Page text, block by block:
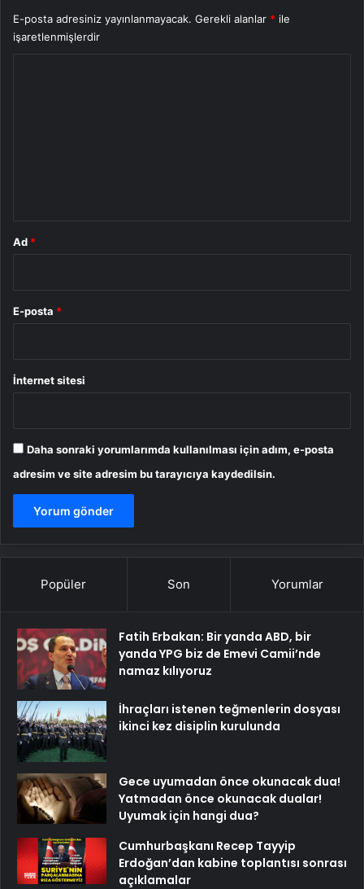
E-posta adresiniz yayınlanmayacak. Gerekli alanlar * ile
işaretlenmişlerdir
Ad *
E-posta *
İnternet sitesi
Daha sonraki yorumlarımda kullanılması için adım, e-posta
adresim ve site adresim bu tarayıcıya kaydedilsin.
Popüler Son Yorumlar
Fatih Erbakan: Bir yanda ABD, bir
yanda YPG biz de Emevi Camii’nde
namaz kılıyoruz
İhraçları istenen teğmenlerin dosyası
ikinci kez disiplin kurulunda
Gece uyumadan önce okunacak dua!
Yatmadan önce okunacak dualar!
Uyumak için hangi dua?
Cumhurbaşkanı Recep Tayyip
Erdoğan’dan kabine toplantısı sonrası
açıklamalar